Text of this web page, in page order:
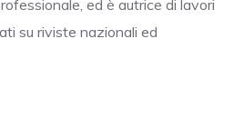
ed è autrice di lavori
su riviste nazionali ed